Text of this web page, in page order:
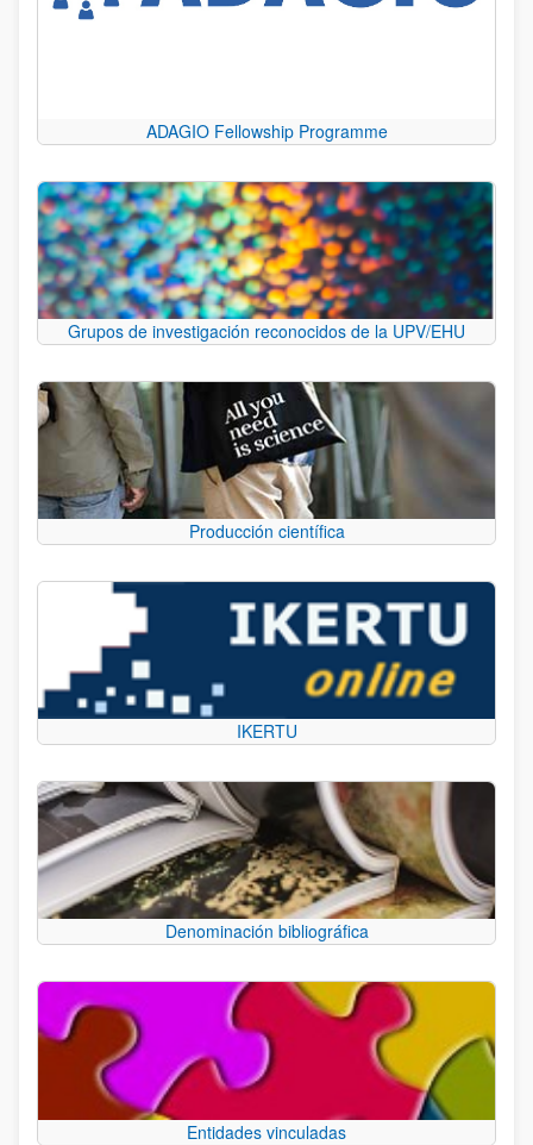
ADAGIO Fellowship Programme
Grupos de investigación reconocidos de la UPV/EHU
Producción científica
IKERTU
Denominación bibliográfica
Entidades vinculadas